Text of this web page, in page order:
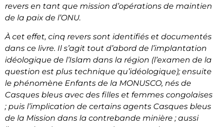
revers en tant que mission d’opérations de maintien
de la paix de l’ONU.
À cet effet, cinq revers sont identifiés et documentés
dans ce livre. Il s’agit tout d’abord de l’implantation
idéologique de l’Islam dans la région (l’examen de la
question est plus technique qu’idéologique); ensuite
le phénomène Enfants de la MONUSCO, nés de
Casques bleus avec des filles et femmes congolaises
; puis l’implication de certains agents Casques bleus
de la Mission dans la contrebande minière ; aussi